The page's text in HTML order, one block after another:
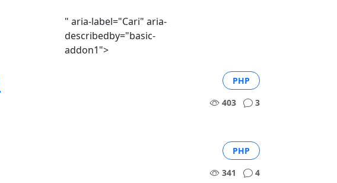
" aria-label="Cari" aria-
describedby="basic-
addon1">
PHP
403
3
PHP
341
4